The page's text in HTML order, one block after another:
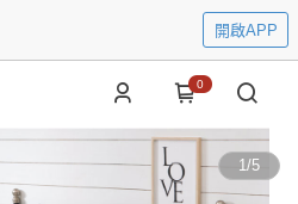
開啟APP
0
1/5